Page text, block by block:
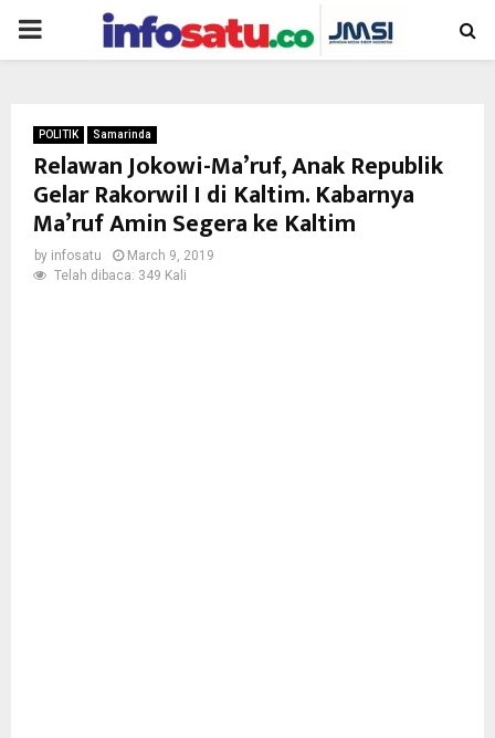
PRIMARY
POLITIK Samarinda
Relawan Jokowi-Ma’ruf, Anak Republik
Gelar Rakorwil I di Kaltim. Kabarnya
Ma’ruf Amin Segera ke Kaltim
by infosatu
March 9, 2019
Telah dibaca: 349 Kali